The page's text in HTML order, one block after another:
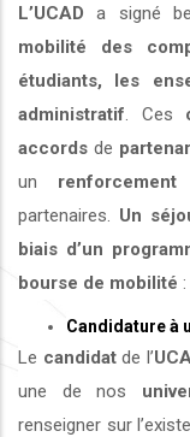
L’UCAD a signé
mobilité des
étudiants, les
administratif . Ces
accords de
un
partenaires. Un
biais d’un
bourse de mobilité :
Candidature à
Le candidatde l’
une de nos
renseigner sur